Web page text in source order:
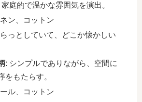
家庭的で温かな雰囲気を演出。
ン、コットン
っとしていて、どこか懐かしい
: シンプルでありながら、空間に
をもたらす。
ル、コットン